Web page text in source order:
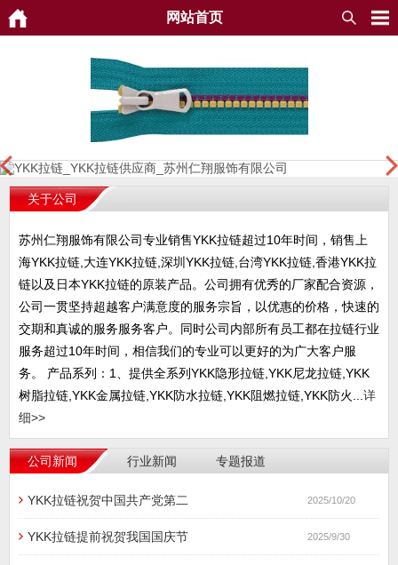
网站首页
关于公司
苏州仁翔服饰有限公司专业销售YKK拉链超过10年时间，销售上
海YKK拉链,大连YKK拉链,深圳YKK拉链,台湾YKK拉链,香港YKK拉
链以及日本YKK拉链的原装产品。公司拥有优秀的厂家配合资源，
公司一贯坚持超越客户满意度的服务宗旨，以优惠的价格，快速的
交期和真诚的服务服务客户。同时公司内部所有员工都在拉链行业
服务超过10年时间，相信我们的专业可以更好的为广大客户服
务。 产品系列：1、提供全系列YKK隐形拉链,YKK尼龙拉链,YKK
树脂拉链,YKK金属拉链,YKK防水拉链,YKK阻燃拉链,YKK防火... 详
细>>
公司新闻 行业新闻 专题报道
YKK拉链祝贺中国共产党第二 2025/10/20
YKK拉链提前祝贺我国国庆节 2025/9/30